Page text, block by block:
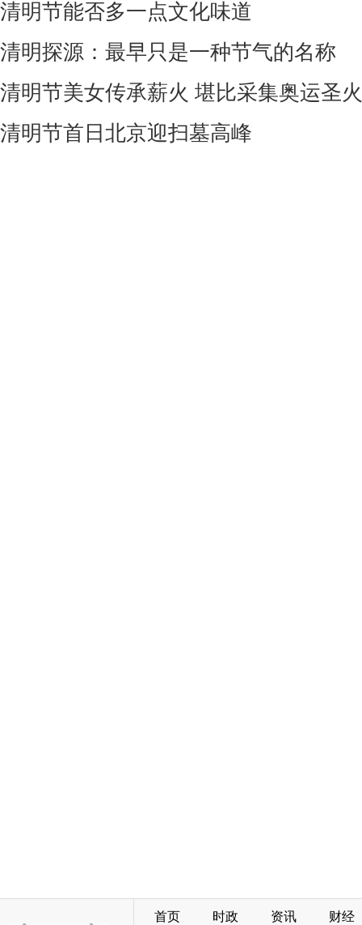
清明节能否多一点文化味道
清明探源：最早只是一种节气的名称
清明节美女传承薪火 堪比采集奥运圣火
清明节首日北京迎扫墓高峰
首页 时政 资讯 财经